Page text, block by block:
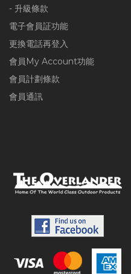
- 升級條款
電子會員証功能
更換電話再登入
會員My Account功能
會員計劃條款
會員通訊